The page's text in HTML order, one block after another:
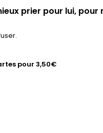
prier pour lui, pour
pour 3,50€